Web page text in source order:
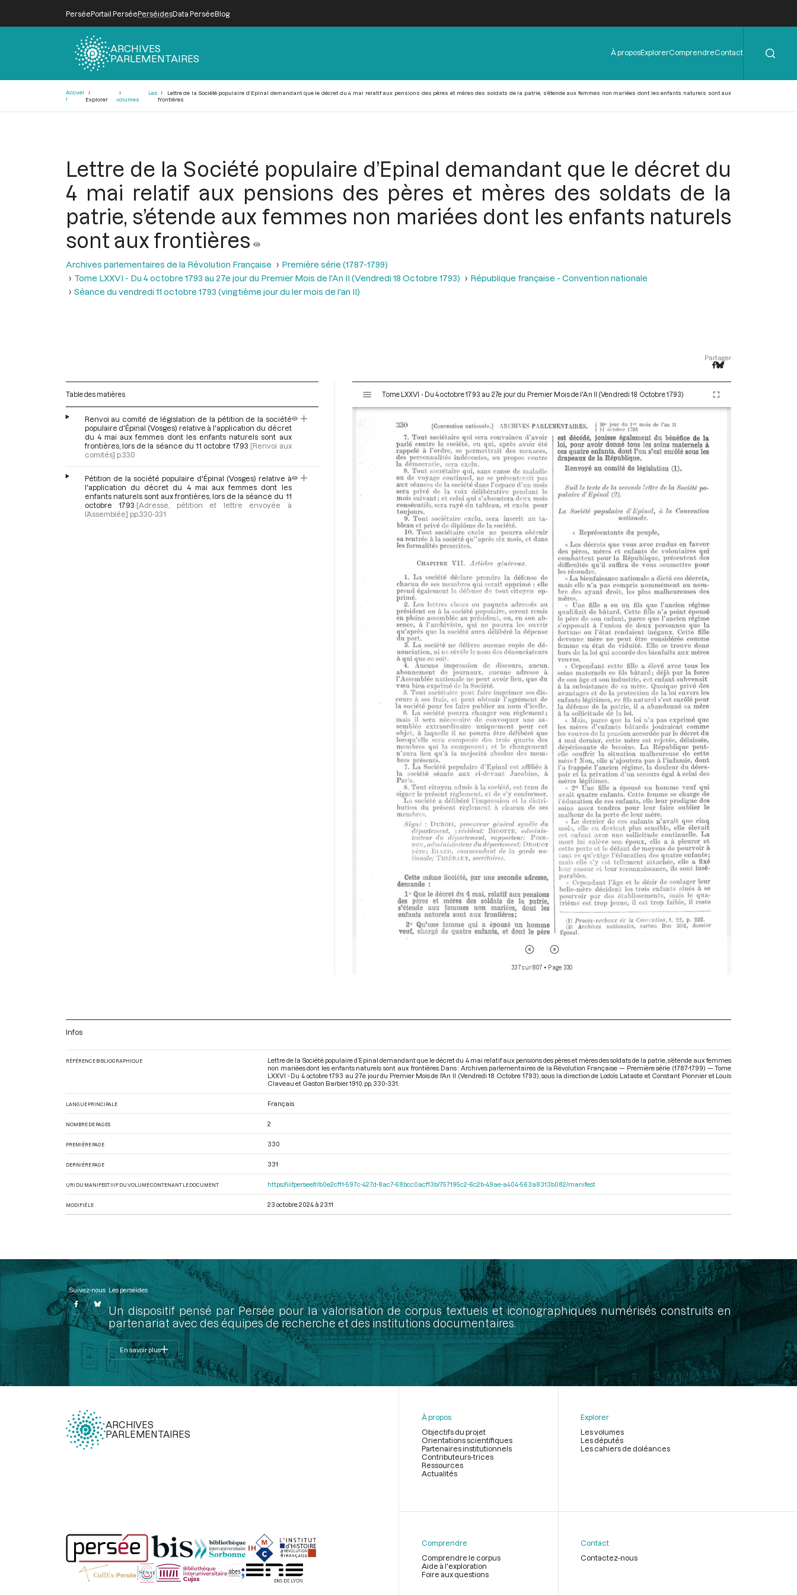
PerséePortail PerséePerséidesData PerséeBlog
ARCHIVES
PARLEMENTAIRES
Menu
de
À proposExplorerComprendreContact
Accuei
l
Explorer
Les
volumes
Lettre de la Société populaire d’Epinal demandant que le décret du 4 mai relatif aux pensions des pères et mères des soldats de la patrie, s’étende aux femmes non mariées dont les enfants naturels sont aux
frontières
Lettre de la Société populaire d’Epinal demandant que le décret du
4 mai relatif aux pensions des pères et mères des soldats de la
patrie, s’étende aux femmes non mariées dont les enfants naturels
sont aux frontières
Archives parlementaires de la Révolution Française
Première série (1787-1799)
Tome LXXVI - Du 4 octobre 1793 au 27e jour du Premier Mois de l'An II (Vendredi 18 Octobre 1793)
République française - Convention nationale
Séance du vendredi 11 octobre 1793 (vingtième jour du ler mois de l'an II)
Partager
Table des matières
Renvoi au comité de législation de la pétition de la société
populaire d'Épinal (Vosges) relative à l'application du décret
du 4 mai aux femmes dont les enfants naturels sont aux
frontières, lors de la séance du 11 octobre 1793 [Renvoi aux
comités] p.330
Pétition de la société populaire d'Épinal (Vosges) relative à
l'application du décret du 4 mai aux femmes dont les
enfants naturels sont aux frontières, lors de la séance du 11
octobre 1793 [Adresse, pétition et lettre envoyée à
l’Assemblée] pp.330-331
s
Tome LXXVI - Du 4 octobre 1793 au 27e jour du Premier Mois de l'An II (Vendredi 18 Octobre 1793)
337 sur 807 • Page 330
Infos
RÉFÉRENCE BIBLIOGRAPHIQUE
Lettre de la Société populaire d’Epinal demandant que le décret du 4 mai relatif aux pensions des pères et mères des soldats de la patrie, s’étende aux femmes
non mariées dont les enfants naturels sont aux frontières. Dans : Archives parlementaires de la Révolution Française — Première série (1787-1799) — Tome
LXXVI - Du 4 octobre 1793 au 27e jour du Premier Mois de l'An II (Vendredi 18 Octobre 1793) , sous la direction de Lodoïs Lataste et Constant Pionnier et Louis
Claveau et Gaston Barbier. 1910. pp. 330-331.
LANGUE PRINCIPALE Français
NOMBRE DE PAGES 2
PREMIÈRE PAGE 330
DERNIÈRE PAGE 331
URI DU MANIFEST IIIF DU VOLUME CONTENANT LE DOCUMENT https://iiif.persee.fr/b0e2cf11-597c-427d-8ac7-68bcc0acf13b/757195c2-6c2b-49ae-a404-563a8313b082/manifest
MODIFIÉ LE 23 octobre 2024 à 23:11
Suivez-nous Les perséides
Un dispositif pensé par Persée pour la valorisation de corpus textuels et iconographiques numérisés construits en
partenariat avec des équipes de recherche et des institutions documentaires.
En savoir plus
ARCHIVES
PARLEMENTAIRES
page
À propos
Objectifs du projet
Orientations scientifiques
Partenaires institutionnels
Contributeurs-trices
Ressources
Actualités
Explorer
Les volumes
Les députés
Les cahiers de doléances
Comprendre
Comprendre le corpus
Aide à l'exploration
Foire aux questions
Contact
Contactez-nous